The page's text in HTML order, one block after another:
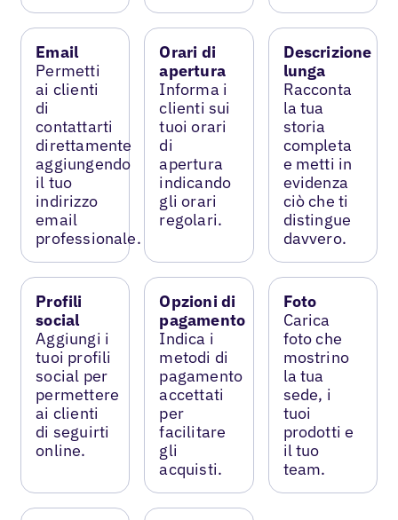
Email
Permetti
ai clienti
di
contattarti
direttamente
aggiungendo
il tuo
indirizzo
email
professionale.
Orari di
apertura
Informa i
clienti sui
tuoi orari
di
apertura
indicando
gli orari
regolari.
Descrizione
lunga
Racconta
la tua
storia
completa
e metti in
evidenza
ciò che ti
distingue
davvero.
Profili
social
Aggiungi i
tuoi profili
social per
permettere
ai clienti
di seguirti
online.
Opzioni di
pagamento
Indica i
metodi di
pagamento
accettati
per
facilitare
gli
acquisti.
Foto
Carica
foto che
mostrino
la tua
sede, i
tuoi
prodotti e
il tuo
team.